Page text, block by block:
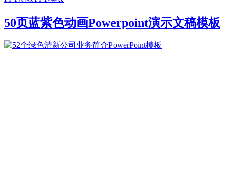
50页蓝紫色动画Powerpoint演示文稿模板